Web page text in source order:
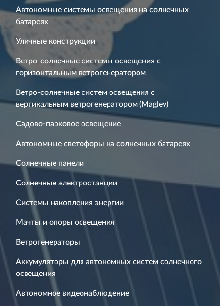
Автономные системы освещения на солнечных
батареях
Уличные конструкции
Ветро-солнечные системы освещения с
горизонтальным ветрогенератором
Ветро-солнечные систем освещения с
вертикальным ветрогенератором (Maglev)
Садово-парковое освещение
Автономные светофоры на солнечных батареях
Солнечные панели
Солнечные электростанции
Системы накопления энергии
Мачты и опоры освещения
Ветрогенераторы
Аккумуляторы для автономных систем солнечного
освещения
Автономное видеонаблюдение